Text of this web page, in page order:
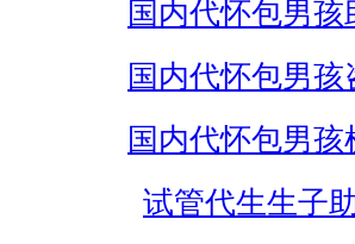
国内代怀包男孩
国内代怀包男孩
国内代怀包男孩
试管代生生子